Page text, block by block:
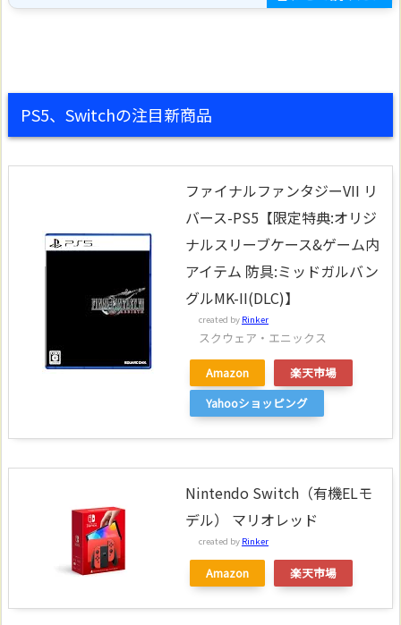
PS5、Switchの注目新商品
ファイナルファンタジーVII リ
バース-PS5【限定特典:オリジ
ナルスリーブケース&ゲーム内
アイテム 防具:ミッドガルバン
グルMK-II(DLC)】
created by Rinker
スクウェア・エニックス
Amazon
楽天市場
Yahooショッピング
Nintendo Switch（有機ELモ
デル） マリオレッド
created by Rinker
Amazon 楽天市場